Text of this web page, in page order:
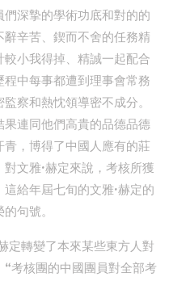
深摯的學術功底和對的的
辛苦、鍥而不舍的任務精
小我得掉、精誠一起配合
中每事都遭到理事會常務
察和熱忱領導密不成分。
連同他們高貴的品德品德
，博得了中國人應有的莊
文雅·赫定來說，考核所獲
給年屆七旬的文雅·赫定的
句號。
定轉變了本來某些東方人對
考核團的中國團員對全部考